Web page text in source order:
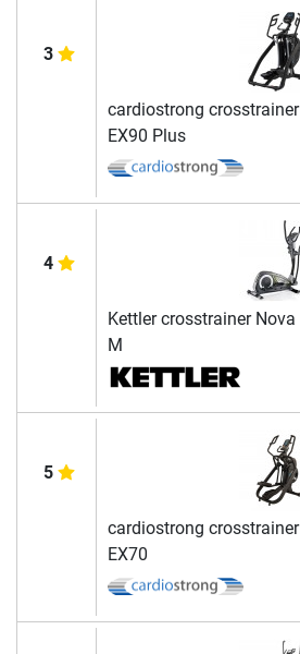
3
cardiostrong crosstrainer
EX90 Plus
4
Kettler crosstrainer Nova
M
5
cardiostrong crosstrainer
EX70